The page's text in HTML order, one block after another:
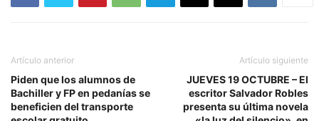
Artículo anterior
Piden que los alumnos de
Bachiller y FP en pedanías se
beneficien del transporte
Artículo siguiente
JUEVES 19 OCTUBRE – El
escritor Salvador Robles
presenta su última novela